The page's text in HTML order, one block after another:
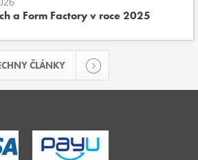
a Form Factory v roce 2025
ČLÁNKY